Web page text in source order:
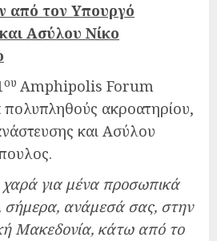
από τον Υπουργό
Ασύλου Νίκο
ου Amphipolis Forum
ακροατηρίου,
και Ασύλου
για μένα προσωπικά
σήμερα, ανάμεσά σας, στην
Μακεδονία, κάτω από το